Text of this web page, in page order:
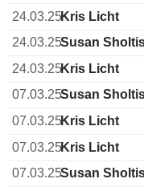
24.03.25Kris Licht
24.03.25Susan
24.03.25Kris Licht
07.03.25Susan
07.03.25Kris Licht
07.03.25Kris Licht
07.03.25Susan